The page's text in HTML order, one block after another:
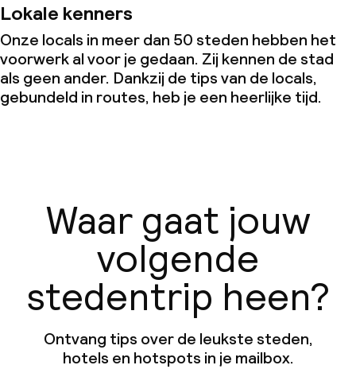
Lokale kenners
Onze locals in meer dan 50 steden hebben het
voorwerk al voor je gedaan. Zij kennen de stad
als geen ander. Dankzij de tips van de locals,
gebundeld in routes, heb je een heerlijke tijd.
Waar gaat jouw
volgende
stedentrip heen?
Ontvang tips over de leukste steden,
hotels en hotspots in je mailbox.